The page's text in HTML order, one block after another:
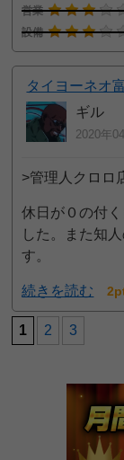
営業
設備
タイヨーネオ
ギル
2020年
>管理人クロロ
休日が０の付
した。また知
す。
続きを読む
1 2 3